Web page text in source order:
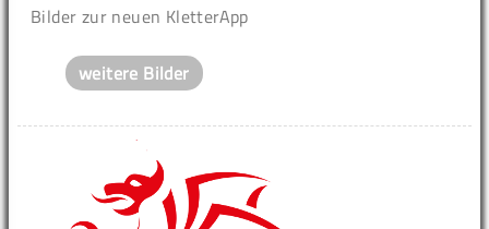
Bilder zur neuen KletterApp
weitere Bilder